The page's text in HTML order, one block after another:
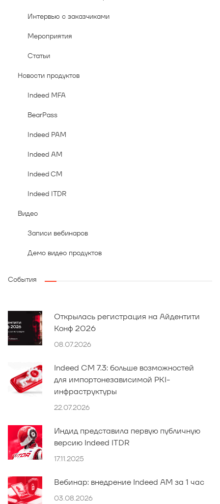
Интервью с заказчиками
Мероприятия
Статьи
Новости продуктов
Indeed MFA
BearPass
Indeed PAM
Indeed AM
Indeed CM
Indeed ITDR
Видео
Записи вебинаров
Демо видео продуктов
События
Открылась регистрация на Айдентити
Конф 2026
08.07.2026
Indeed CM 7.3: больше возможностей
для импортонезависимой PKI-
инфраструктуры
22.07.2026
Индид представила первую публичную
версию Indeed ITDR
17.11.2025
Вебинар: внедрение Indeed AM за 1 час
03.08.2026